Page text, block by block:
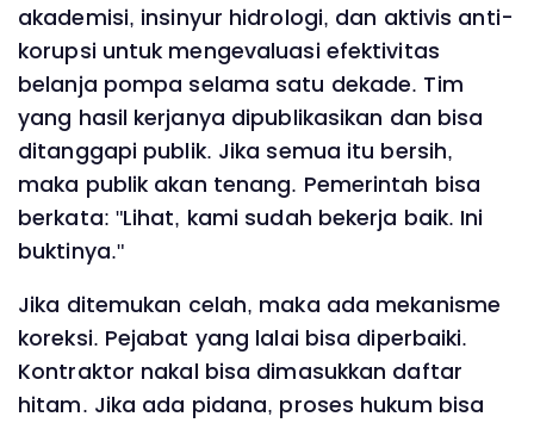
akademisi, insinyur hidrologi, dan aktivis anti-
korupsi untuk mengevaluasi efektivitas
belanja pompa selama satu dekade. Tim
yang hasil kerjanya dipublikasikan dan bisa
ditanggapi publik. Jika semua itu bersih,
maka publik akan tenang. Pemerintah bisa
berkata: "Lihat, kami sudah bekerja baik. Ini
buktinya."
Jika ditemukan celah, maka ada mekanisme
koreksi. Pejabat yang lalai bisa diperbaiki.
Kontraktor nakal bisa dimasukkan daftar
hitam. Jika ada pidana, proses hukum bisa